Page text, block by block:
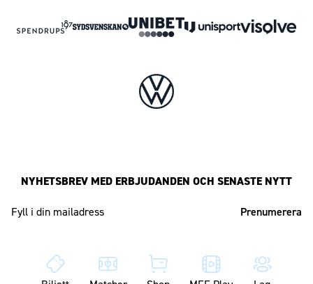
NYHETSBREV MED ERBJUDANDEN OCH SENASTE NYTT